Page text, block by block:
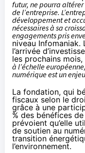
futur, ne pourra altérer
de l’entreprise.
développement et
nécessaires à sa
engagements pris
niveau Infomaniak.
l’arrivée
les prochains mois,
à l’échelle
numérique est un
La fondation, qui
fiscaux selon le
grâce à une
% des bénéfices
prévoient qu’elle
de soutien au
transition
l’environnement.